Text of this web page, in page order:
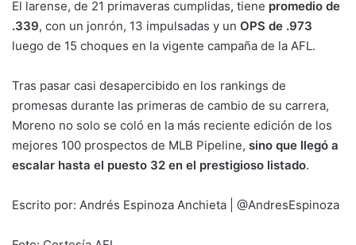
El larense, de 21 primaveras cumplidas, tiene promedio de
.339, con un jonrón, 13 impulsadas y un OPS de .973
luego de 15 choques en la vigente campaña de la AFL.
Tras pasar casi desapercibido en los rankings de
promesas durante las primeras de cambio de su carrera,
Moreno no solo se coló en la más reciente edición de los
mejores 100 prospectos de MLB Pipeline, sino que llegó a
escalar hasta el puesto 32 en el prestigioso listado.
Escrito por: Andrés Espinoza Anchieta | @AndresEspinoza